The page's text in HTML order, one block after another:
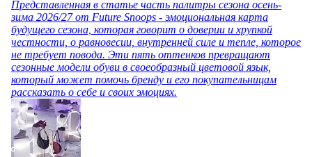
Представленная в статье часть палитры сезона осень-
зима 2026/27 от Future Snoops - эмоциональная карта
будущего сезона, которая говорит о доверии и хрупкой
честности, о равновесии, внутренней силе и тепле, которое
не требует повода. Эти пять оттенков превращают
сезонные модели обуви в своеобразный цветовой язык,
который может помочь бренду и его покупательницам
рассказать о себе и своих эмоциях.